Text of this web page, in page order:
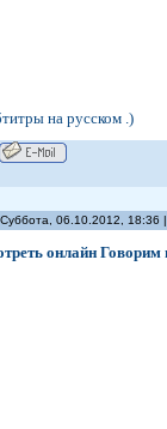
на русском .)
06.10.2012,
онлайн